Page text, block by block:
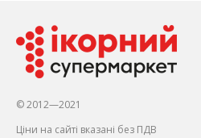
© 2012—2021
Ціни на сайті вказані без ПДВ